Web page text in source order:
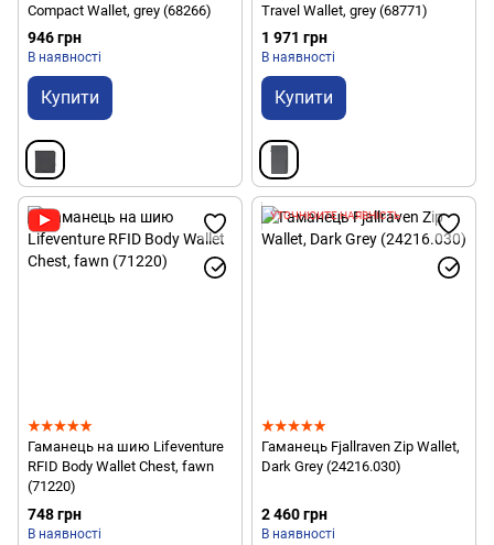
Compact Wallet, grey (68266)
946 грн
В наявності
Купити
Travel Wallet, grey (68771)
1 971 грн
В наявності
Купити
Гаманець на шию Lifeventure
RFID Body Wallet Chest, fawn
(71220)
748 грн
В наявності
УТОЧНЮЙТЕ НАЯВНІСТЬ
Гаманець Fjallraven Zip Wallet,
Dark Grey (24216.030)
2 460 грн
В наявності